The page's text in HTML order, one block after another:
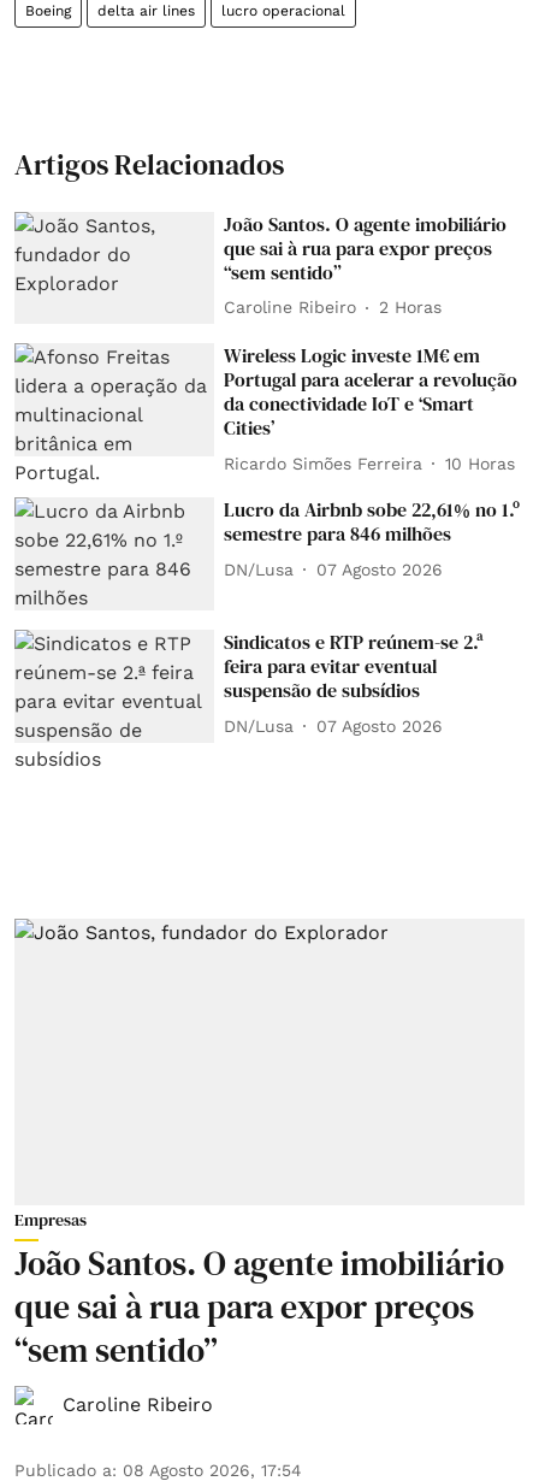
Boeing delta air lines lucro operacional
Artigos Relacionados
João Santos. O agente imobiliário
que sai à rua para expor preços
“sem sentido”
Caroline Ribeiro 2 Horas
Wireless Logic investe 1M€ em
Portugal para acelerar a revolução
da conectividade IoT e ‘Smart
Cities’
Ricardo Simões Ferreira 10 Horas
Lucro da Airbnb sobe 22,61% no 1.º
semestre para 846 milhões
DN/Lusa 07 Agosto 2026
Sindicatos e RTP reúnem-se 2.ª
feira para evitar eventual
suspensão de subsídios
DN/Lusa 07 Agosto 2026
Empresas
João Santos. O agente imobiliário
que sai à rua para expor preços
“sem sentido”
Caroline Ribeiro
Publicado a: 08 Agosto 2026, 17:54